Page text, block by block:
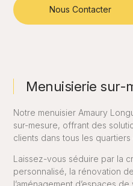
Nous Contacter
Menuisierie sur-
Notre menuisier Amaury
sur-mesure, offrant des
clients dans tous les
Laissez-vous séduire par la
personnalisé, la rénovation